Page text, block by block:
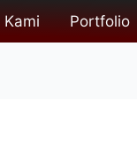
Portfolio